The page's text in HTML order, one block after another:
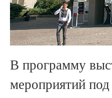
В программу
мероприятий